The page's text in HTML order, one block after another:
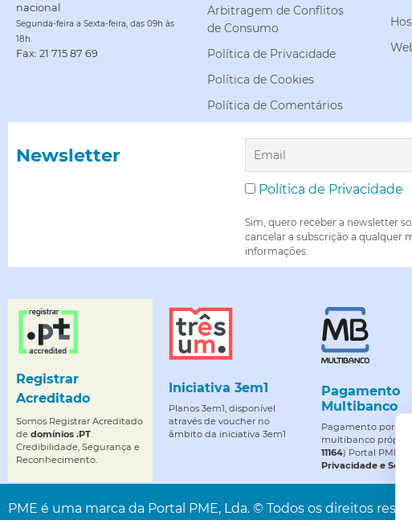
nacional
Segunda-feira a Sexta-feira, das 09h às
18h.
Fax: 21 715 87 69
Arbitragem de Conflitos
de Consumo
Política de Privacidade
Política de Cookies
Política de Comentários
Newsletter
Política de Privacidade
Sim, quero receber a newsletter
cancelar a subscrição a qualquer
informações.
Registrar
Acreditado
Somos Registrar Acreditado
de domínios .PT
Credibilidade, Segurança e
Reconhecimento.
Iniciativa 3em1
Planos 3em1, disponível
através de voucher no
âmbito da iniciativa 3em1
Pagamento
Multibanco
Pagamento por
multibanco própria
11164) Portal PME,
Privacidade e
PME é uma marca da Portal PME, Lda. © Todos os direitos